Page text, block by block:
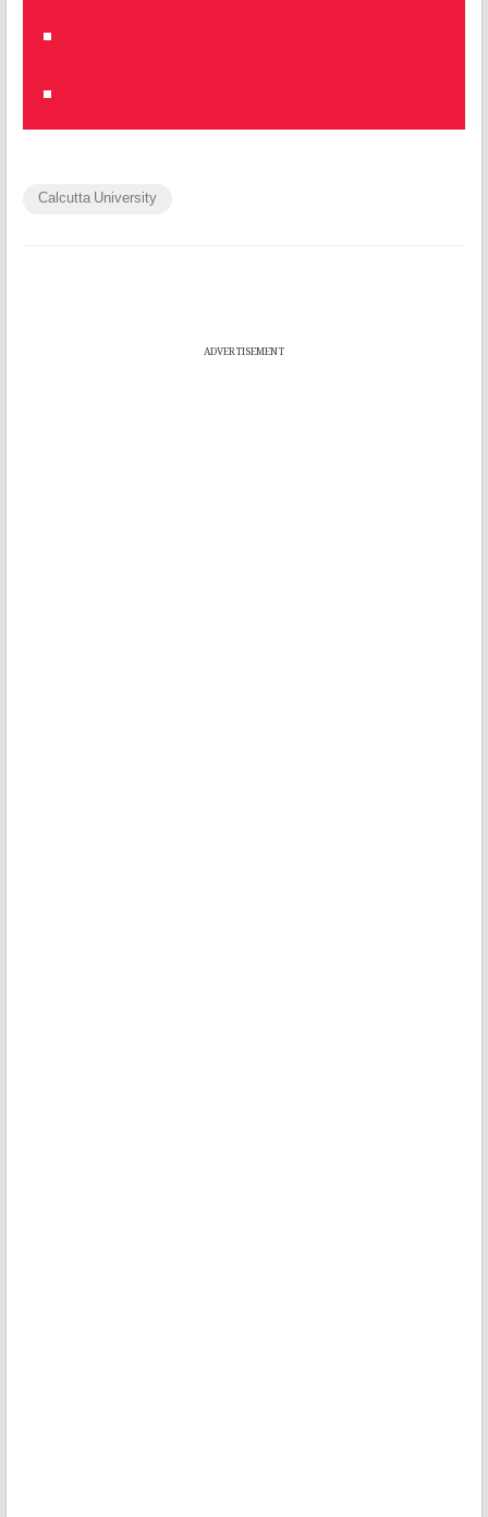
Calcutta University
ADVERTISEMENT